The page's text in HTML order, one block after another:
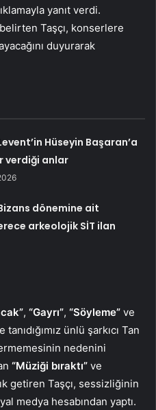
yanıt verdi.
Taşçı, konserlere
duyurarak
Hüseyin Başaran’a
verdiği anlar
dönemine ait
arkeolojik SİT ilan
, “Gayrı”, “Söyleme” ve
ünlü şarkıcı Tan
nedenini
“Müziği bıraktı” ve
getiren Taşçı, sessizliğinin
medya hesabından yaptı.